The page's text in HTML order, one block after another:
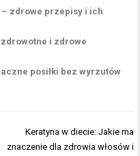
– zdrowe przepisy i ich
i zdrowe
posiłki bez wyrzutów
Keratyna w diecie: Jakie ma
znaczenie dla zdrowia włosów i